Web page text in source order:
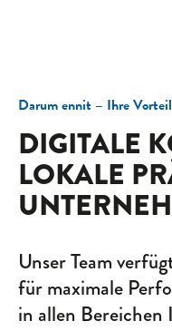
Darum ennit – Ihre
DIGITALE
LOKALE
Unser Team
für maximale
in allen